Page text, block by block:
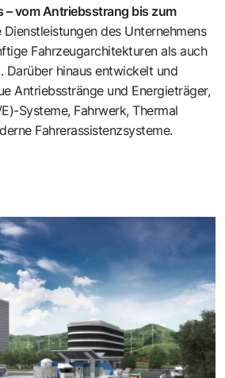
vom Antriebsstrang bis zum
Dienstleistungen des Unternehmens
Fahrzeugarchitekturen als auch
Darüber hinaus entwickelt und
Antriebsstränge und Energieträger,
Systeme, Fahrwerk, Thermal
Fahrerassistenzsysteme.